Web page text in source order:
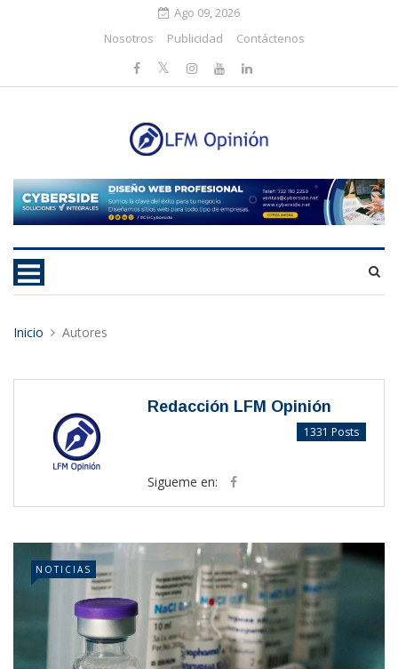
Ago 09, 2026
Nosotros
Publicidad Contáctenos
Inicio Autores
Redacción LFM Opinión
1331 Posts
Sigueme en:
NOTICIAS